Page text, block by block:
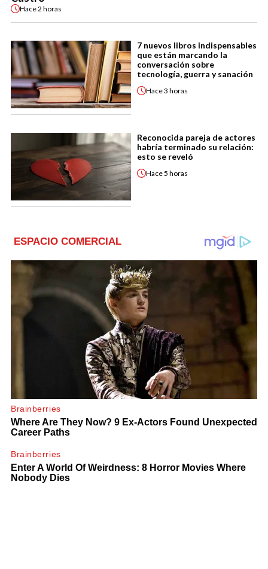
Hace2 horas
7 nuevos libros indispensables
que están marcando la
conversación sobre
tecnología, guerra y sanación
Hace3 horas
Reconocida pareja de actores
habría terminado su relación:
esto se reveló
Hace5 horas